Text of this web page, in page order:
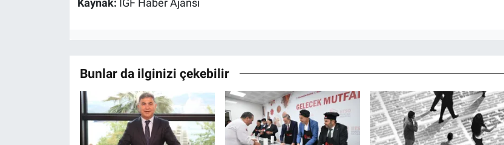
Kaynak: İGF Haber Ajansı
Bunlar da ilginizi çekebilir